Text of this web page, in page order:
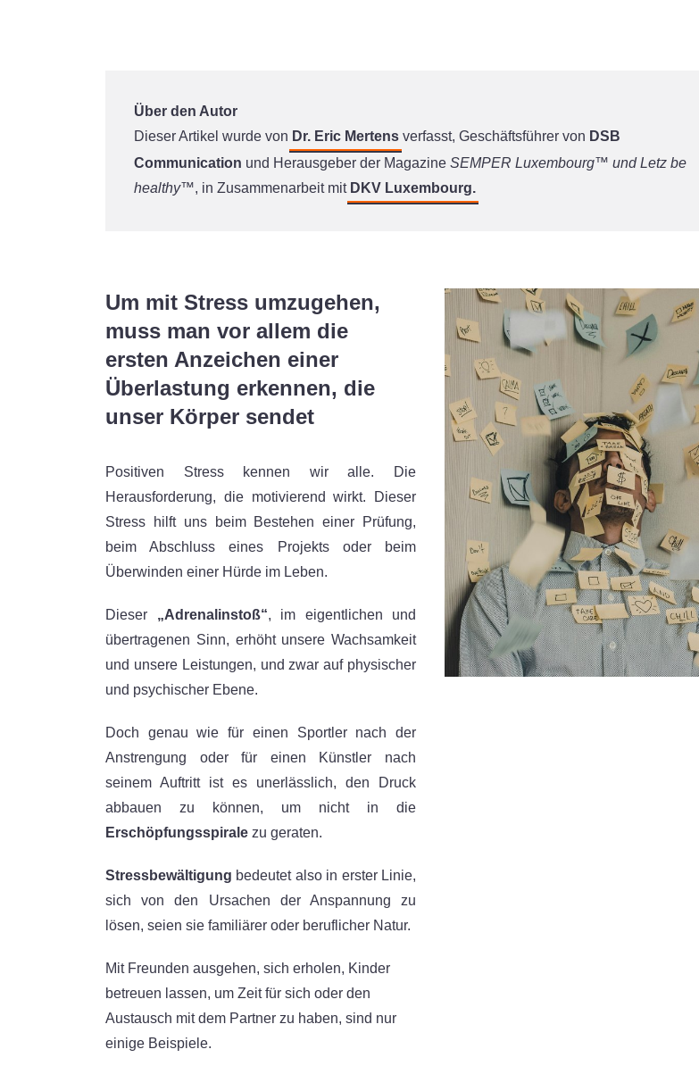
Über den Autor
Dieser Artikel wurde von Dr. Eric Mertens verfasst, Geschäftsführer von DSB
Communication und Herausgeber der Magazine SEMPER Luxembourg™ und Letz be
healthy™, in Zusammenarbeit mit DKV Luxembourg.
Um mit Stress umzugehen,
muss man vor allem die
ersten Anzeichen einer
Überlastung erkennen, die
unser Körper sendet
Positiven Stress kennen wir alle. Die
Herausforderung, die motivierend wirkt. Dieser
Stress hilft uns beim Bestehen einer Prüfung,
beim Abschluss eines Projekts oder beim
Überwinden einer Hürde im Leben.
Dieser „Adrenalinstoß“, im eigentlichen und
übertragenen Sinn, erhöht unsere Wachsamkeit
und unsere Leistungen, und zwar auf physischer
und psychischer Ebene.
Doch genau wie für einen Sportler nach der
Anstrengung oder für einen Künstler nach
seinem Auftritt ist es unerlässlich, den Druck
abbauen zu können, um nicht in die
Erschöpfungsspirale zu geraten.
Stressbewältigung bedeutet also in erster Linie,
sich von den Ursachen der Anspannung zu
lösen, seien sie familiärer oder beruflicher Natur.
Mit Freunden ausgehen, sich erholen, Kinder
betreuen lassen, um Zeit für sich oder den
Austausch mit dem Partner zu haben, sind nur
einige Beispiele.